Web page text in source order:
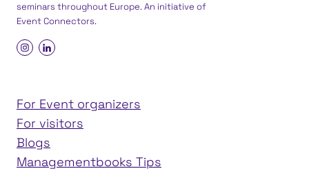
seminars throughout Europe. An initiative of
Event Connectors.
For Event organizers
For visitors
Blogs
Managementbooks Tips